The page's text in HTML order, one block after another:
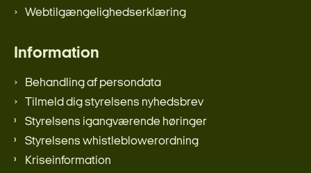
Webtilgængelighedserklæring
Information
Behandling af persondata
Tilmeld dig styrelsens nyhedsbrev
Styrelsens igangværende høringer
Styrelsens whistleblowerordning
Kriseinformation